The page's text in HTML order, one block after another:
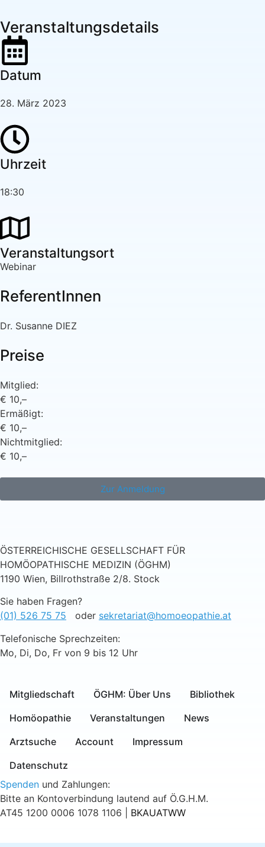
Veranstaltungsdetails
Datum
28. März 2023
Uhrzeit
18:30
Veranstaltungsort
Webinar
ReferentInnen
Dr. Susanne DIEZ
Preise
Mitglied:
€ 10,–
Ermäßigt:
€ 10,–
Nichtmitglied:
€ 10,–
Zur Anmeldung
ÖSTERREICHISCHE GESELLSCHAFT FÜR
HOMÖOPATHISCHE MEDIZIN (ÖGHM)
1190 Wien, Billrothstraße 2/8. Stock
Sie haben Fragen?
(01) 526 75 75 oder sekretariat@homoeopathie.at
Telefonische Sprechzeiten:
Mo, Di, Do, Fr von 9 bis 12 Uhr
Mitgliedschaft ÖGHM: Über Uns
Bibliothek
Homöopathie
Veranstaltungen
News
Arztsuche
Account
Impressum
Datenschutz
Spenden und Zahlungen:
Bitte an Kontoverbindung lautend auf Ö.G.H.M.
AT45 1200 0006 1078 1106 | BKAUATWW